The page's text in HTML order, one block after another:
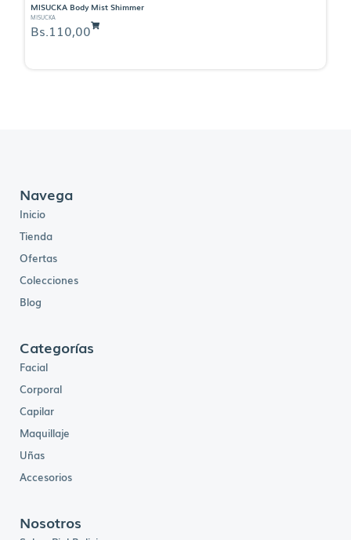
MISUCKA Body Mist Shimmer
MISUCKA
Bs.110,00
Navega
Inicio
Tienda
Ofertas
Colecciones
Blog
Categorías
Facial
Corporal
Capilar
Maquillaje
Uñas
Accesorios
Nosotros